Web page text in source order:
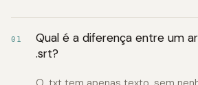
01
Qual é a diferença entre um
.srt?